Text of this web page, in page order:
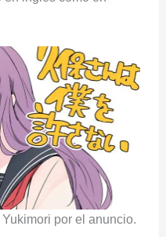
por el anuncio.